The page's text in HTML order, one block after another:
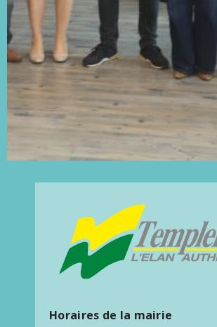
Horaires de la mairie